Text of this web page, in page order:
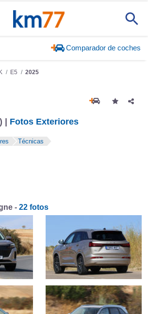
Comparador de coches
E5 2025
| Fotos Exteriores
Técnicas
- 22 fotos